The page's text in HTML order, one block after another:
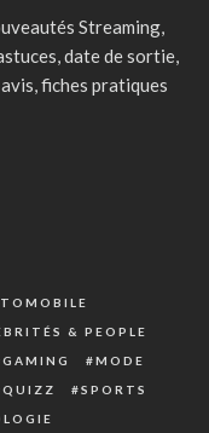
Streaming,
date de sortie,
fiches pratiques
& PEOPLE
GAMING
MODE
QUIZZ
SPORTS